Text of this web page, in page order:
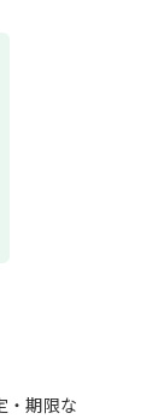
・期限な